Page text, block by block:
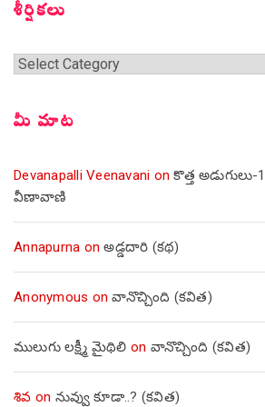
శీర్షికలు
శీర్షికలు
మీ మాట
Devanapalli Veenavani onకొత్త
వీణావాణి
Annapurna onఅడ్డదారి (కథ)
Anonymous onవానొచ్చింది (కవిత)
ములుగు లక్ష్మీ మైథిలి on వానొచ్చింది (కవిత)
శివ on నువ్వు కూడా..? (కవిత)